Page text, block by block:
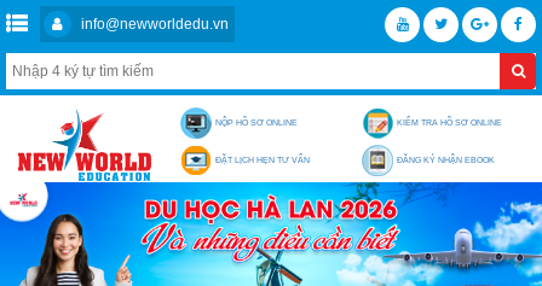
info@newworldedu.vn
NỘP HỒ SƠ ONLINE KIỂM TRA HỒ SƠ ONLINE
ĐẶT LỊCH HẸN TƯ VẤN ĐĂNG KÝ NHẬN EBOOK